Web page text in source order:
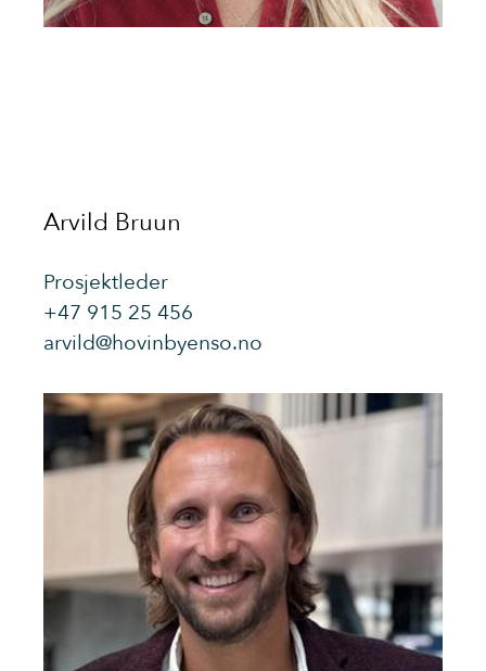
Arvild Bruun
Prosjektleder
+47 915 25 456
arvild@hovinbyenso.no